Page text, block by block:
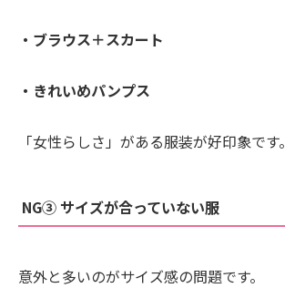
・ブラウス＋スカート
・きれいめパンプス
「女性らしさ」がある服装が好印象です。
NG③ サイズが合っていない服
意外と多いのがサイズ感の問題です。